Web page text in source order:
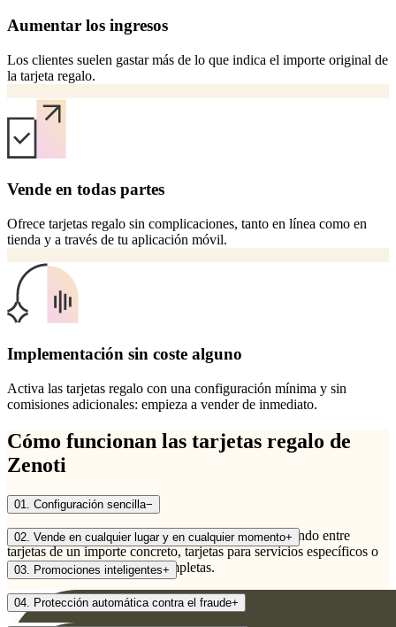
Aumentar los ingresos
Los clientes suelen gastar más de lo que indica el importe original de
la tarjeta regalo.
Vende en todas partes
Ofrece tarjetas regalo sin complicaciones, tanto en línea como en
tienda y a través de tu aplicación móvil.
Implementación sin coste alguno
Activa las tarjetas regalo con una configuración mínima y sin
comisiones adicionales: empieza a vender de inmediato.
Cómo funcionan las tarjetas regalo de
Zenoti
01. Configuración sencilla−
Crea tarjetas regalo que se adapten a tu marca, eligiendo entre
tarjetas de un importe concreto, tarjetas para servicios específicos o
paquetes con experiencias completas.
02. Vende en cualquier lugar y en cualquier momento+
03. Promociones inteligentes+
04. Protección automática contra el fraude+